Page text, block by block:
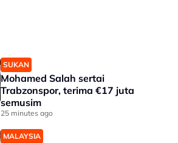
SUKAN
Mohamed Salah sertai
Trabzonspor, terima €17 juta
semusim
25 minutes ago
MALAYSIA